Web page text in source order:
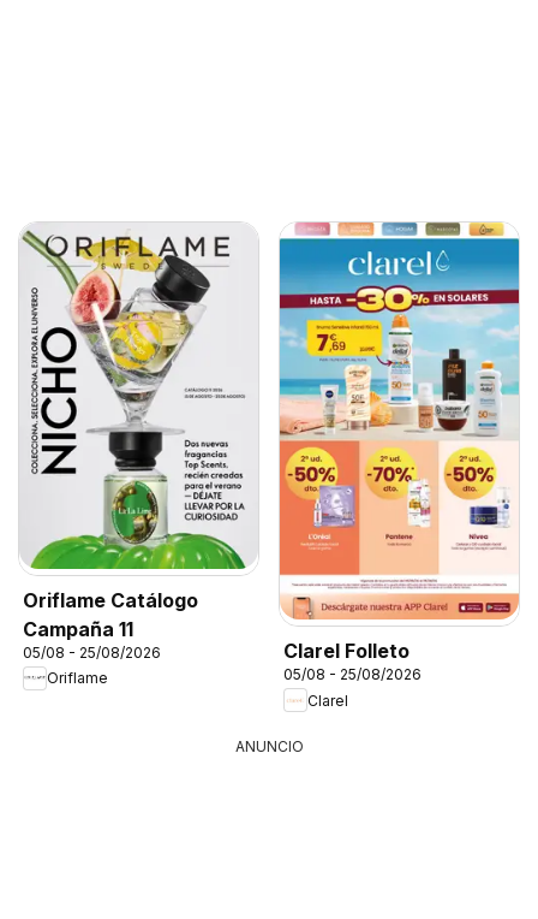
Oriflame Catálogo
Campaña 11
05/08 - 25/08/2026
Oriflame
Clarel Folleto
05/08 - 25/08/2026
Clarel
ANUNCIO